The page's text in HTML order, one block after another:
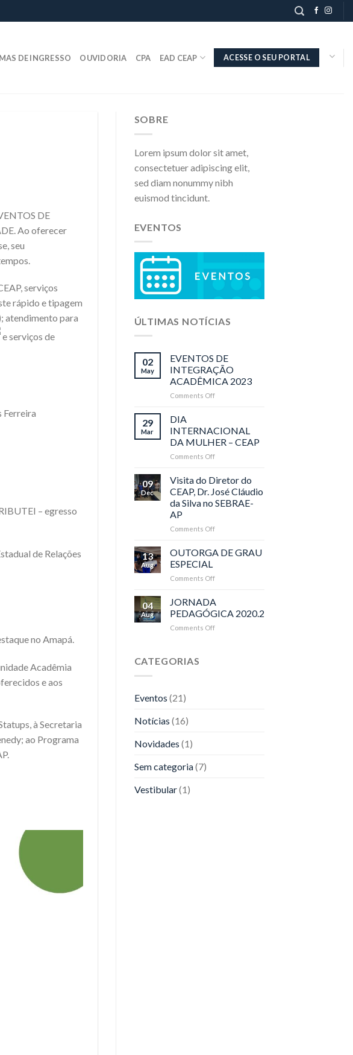
DE INGRESSO OUVIDORIA CPA EAD CEAP ACESSE O SEU PORTAL
DE
Ao oferecer
seu
serviços
rápido e tipagem
atendimento para
e serviços de
Ferreira
– egresso
de Relações
no Amapá.
Acadêmia
e aos
à Secretaria
ao Programa
SOBRE
Lorem ipsum dolor sit amet,
consectetuer adipiscing elit,
sed diam nonummy nibh
euismod tincidunt.
EVENTOS
ÚLTIMAS NOTÍCIAS
02
May
EVENTOS DE
INTEGRAÇÃO
ACADÊMICA 2023
Comments Offon
INTEGRAÇÃO
ACADÊMICA
2023
29
Mar
DIA
INTERNACIONAL
DA MULHER – CEAP
Comments Offon
INTERNACIONAL
MULHER
–
09
Dec
Visita do Diretor do
CEAP, Dr. José Cláudio
da Silva no SEBRAE-
AP
Comments Offon
do
CEAP,
José
Cláudio
13
Aug
OUTORGA DE GRAU
ESPECIAL
Comments Offon
GRAU
ESPECIAL
04
Aug
JORNADA
PEDAGÓGICA 2020.2
Comments Offon
CATEGORIAS
Eventos (21)
Notícias (16)
Novidades (1)
Sem categoria(7)
Vestibular(1)